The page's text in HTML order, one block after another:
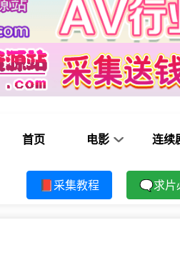
首页 电影 连续
📕采集教程 🗨求片